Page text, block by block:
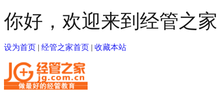
你好，欢迎来到经管之家
设为首页 | 经管之家首页 | 收藏本站